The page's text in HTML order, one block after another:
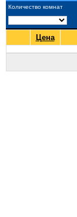
Количество комнат
Цена